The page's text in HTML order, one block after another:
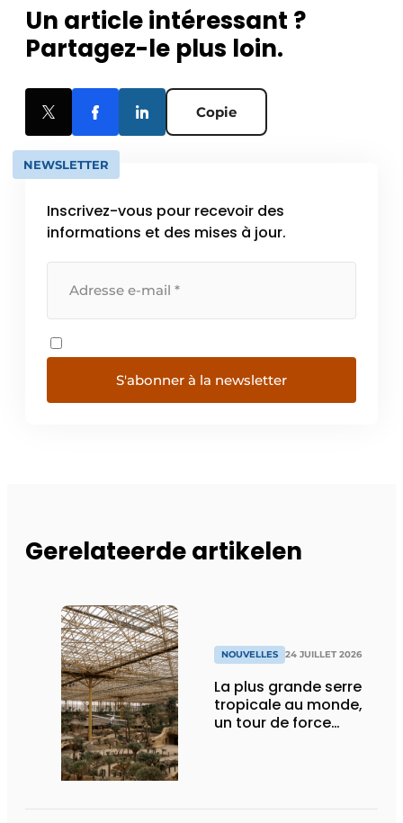
Un article intéressant ?
Partagez-le plus loin.
Copie
NEWSLETTER
Inscrivez-vous pour recevoir des
informations et des mises à jour.
S'abonner à la newsletter
Gerelateerde artikelen
NOUVELLES 24 JUILLET 2026
La plus grande serre
tropicale au monde,
un tour de force